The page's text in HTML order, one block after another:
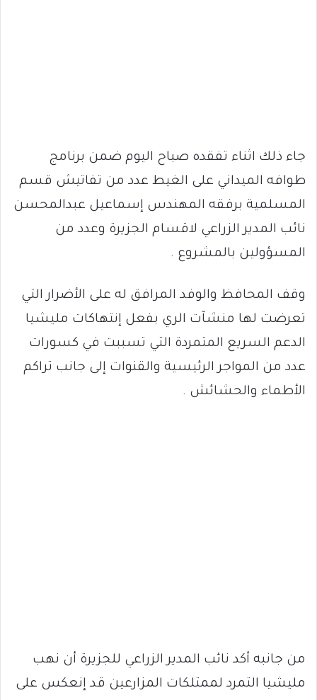
جاء ذلك اثناء تفقده صباح اليوم ضمن برنامج
طوافه الميداني على الغيط عدد من تفاتيش قسم
المسلمية برفقه المهندس إسماعيل عبدالمحسن
نائب المدير الزراعي لاقسام الجزيرة وعدد من
المسؤولين بالمشروع .
وقف المحافظ والوفد المرافق له على الأضرار التي
تعرضت لها منشآت الري بفعل إنتهاكات مليشيا
الدعم السريع المتمردة التي تسببت في كسورات
عدد من المواجر الرئيسية والقنوات إلى جانب تراكم
الأطماء والحشائش .
من جانبه أكد نائب المدير الزراعي للجزيرة أن نهب
مليشيا التمرد لممتلكات المزارعين قد إنعكس على